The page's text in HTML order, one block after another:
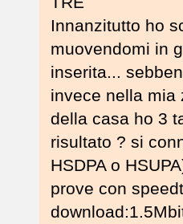
Innanzitutto ho
muovendomi in
inserita...
invece nella mia
della casa ho 3
risultato ? si
HSDPA o
prove con